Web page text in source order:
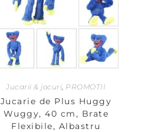
Jucarii & jocuri PROMOTII
Jucarie de Plus Huggy
Wuggy, 40 cm, Brate
Flexibile, Albastru